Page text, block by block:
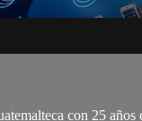
con 25